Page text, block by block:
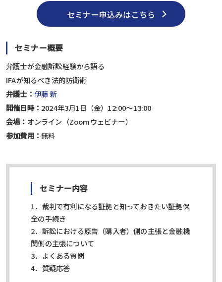
セミナー申込みはこちら
セミナー概要
弁護士が金融訴訟経験から語る
IFAが知るべき法的防衛術
弁護士： 伊藤 新
開催日時： 2024年3月1日（金）12:00〜13:00
会場： オンライン（Zoomウェビナー）
参加費用： 無料
セミナー内容
1．裁判で有利になる証拠と知っておきたい証拠保
全の手続き
2．訴訟における原告（購入者）側の主張と金融機
関側の主張について
3．よくある質問
4．質疑応答